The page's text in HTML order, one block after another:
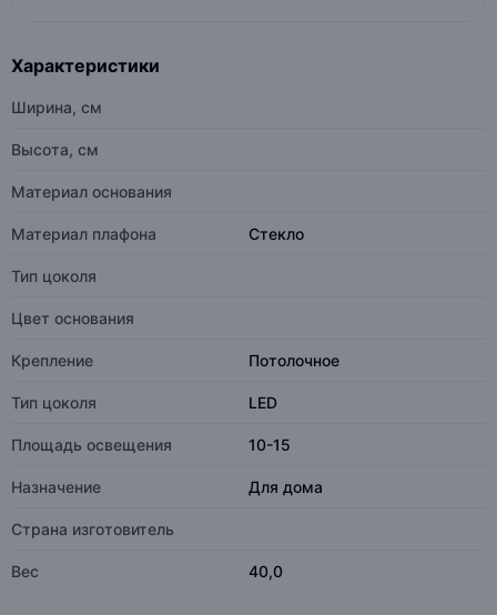
Характеристики
Ширина, см
Высота, см
Материал основания
Материал плафона Стекло
Тип цоколя
Цвет основания
Крепление Потолочное
Тип цоколя LED
Площадь освещения 10-15
Назначение Для дома
Страна изготовитель
Вес 40,0